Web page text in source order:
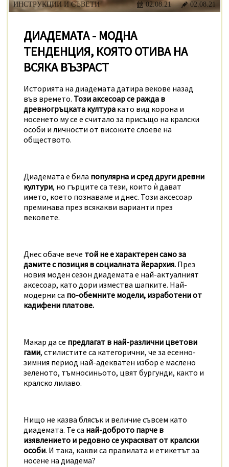
ИНСТРУКЦИИ И СЪВЕТИ
02.08.21
02.08.21
ДИАДЕМАТА - МОДНА
ТЕНДЕНЦИЯ, КОЯТО ОТИВА НА
ВСЯКА ВЪЗРАСТ
Историята на диадемата датира векове назад
във времето. Този аксесоар се ражда в
древногръцката култура като вид корона и
носенето му се е считало за присъщо на кралски
особи и личности от високите слоеве на
обществото.
Диадемата е била популярна и сред други древни
култури, но гърците са тези, които ѝ дават
името, което познаваме и днес. Този аксесоар
преминава през всякакви варианти през
вековете.
Днес обаче вече той не е характерен само за
дамите с позиция в социалната йерархия. През
новия моден сезон диадемата е най-актуалният
аксесоар, като дори измества шапките. Най-
модерни са по-обемните модели, изработени от
кадифени платове.
Макар да се предлагат в най-различни цветови
гами, стилистите са категорични, че за есенно-
зимния период най-адекватен избор е маслено
зеленото, тъмносиньото, цвят бургунди, както и
кралско лилаво.
Нищо не казва блясък и величие съвсем като
диадемата. Те са най-доброто парче в
изявлението и редовно се украсяват от кралски
особи. И така, какви са правилата и етикетът за
носене на диадема?